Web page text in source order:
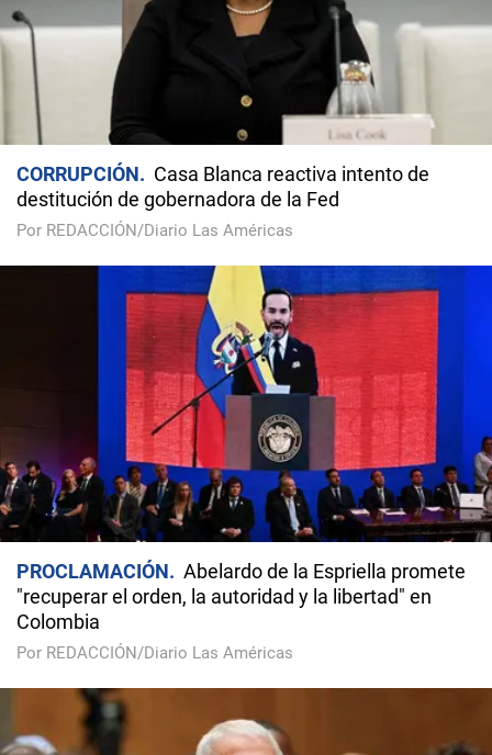
CORRUPCIÓN
Casa Blanca reactiva intento de
destitución de gobernadora de la Fed
Por REDACCIÓN/Diario Las Américas
PROCLAMACIÓN
Abelardo de la Espriella promete
"recuperar el orden, la autoridad y la libertad" en
Colombia
Por REDACCIÓN/Diario Las Américas